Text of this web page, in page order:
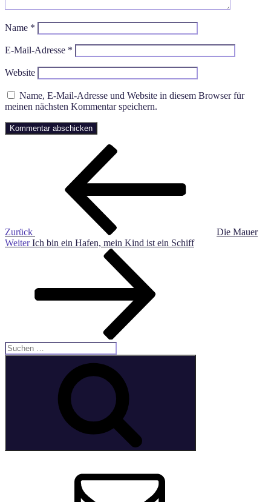
Name *
E-Mail-Adresse *
Website
Name, E-Mail-Adresse und Website in diesem Browser für
meinen nächsten Kommentar speichern.
Beitragsnavigation
Zurück
Die Mauer
Nächster
Weiter Ich bin ein Hafen, mein Kind ist ein Schiff
Suche
nach: